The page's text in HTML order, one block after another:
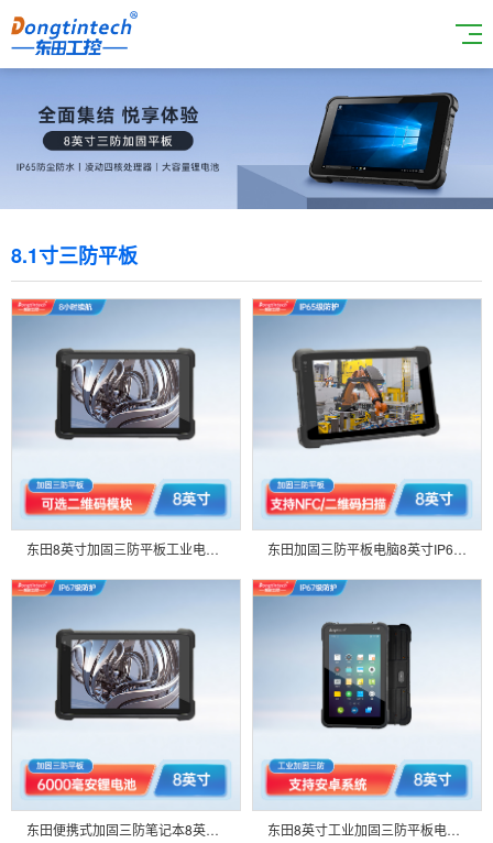
8.1寸三防平板
东田8英寸加固三防平板工业电脑8小时长续航可选WIN10安卓系统9.0-DTZ-I0883E-Z8350 东田加固三防平板电脑8英寸IP67长待机工业平板Windows系统-DTZ-I8083E-Z8350
东田便携式加固三防笔记本8英寸IP65长续航手持工业平板电脑-DTZ-Q0889E 东田8英寸工业加固三防平板电支持安卓8.1系统IP65出入库管理扫码数据收集DTZ-M0806E